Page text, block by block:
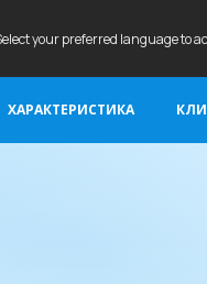
your preferred language to
ХАРАКТЕРИСТИКА